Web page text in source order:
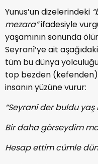
Yunus’un dizelerindeki
mezara”ifadesiyle
yaşamının sonunda
Seyranî’ye ait
tüm bu dünya
top bezden
insanın yüzüne vurur:
“Seyranî der buldu
Bir daha görseydim
Hesap ettim cümle